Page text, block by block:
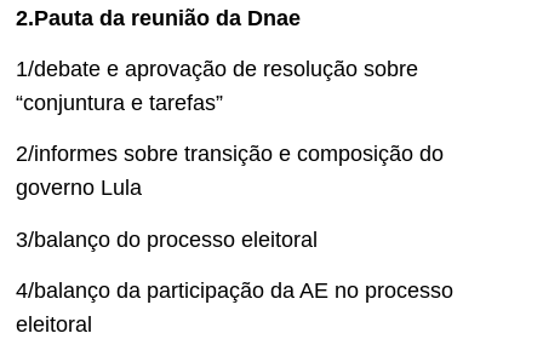
2.Pauta da reunião da Dnae
1/debate e aprovação de resolução sobre
“conjuntura e tarefas”
2/informes sobre transição e composição do
governo Lula
3/balanço do processo eleitoral
4/balanço da participação da AE no processo
eleitoral